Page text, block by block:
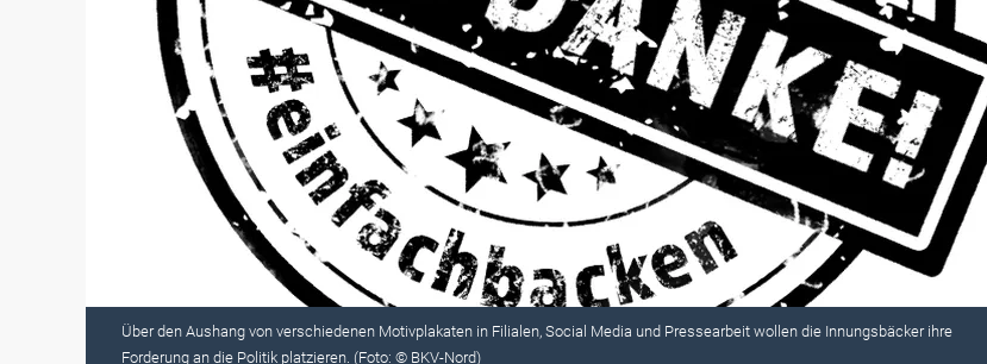
Über den Aushang von verschiedenen Motivplakaten in Filialen, Social Media und Pressearbeit wollen die Innungsbäcker ihre
Forderung an die Politik platzieren. (Foto: © BKV-Nord)